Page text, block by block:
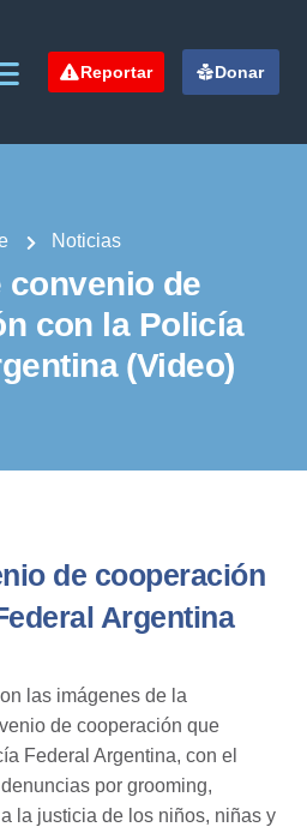
Reportar Donar
Noticias
convenio de
con la Policía
(Video)
de cooperación
Argentina
las imágenes de la
de cooperación que
Federal Argentina, con el
por grooming,
la justicia de los niños, niñas y